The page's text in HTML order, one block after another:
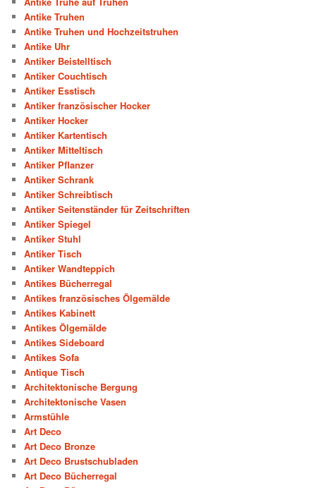
Antike Truhen
Antike Truhen und Hochzeitstruhen
Antike Uhr
Antiker Beistelltisch
Antiker Couchtisch
Antiker Esstisch
Antiker französischer Hocker
Antiker Hocker
Antiker Kartentisch
Antiker Mitteltisch
Antiker Pflanzer
Antiker Schrank
Antiker Schreibtisch
Antiker Seitenständer für Zeitschriften
Antiker Spiegel
Antiker Stuhl
Antiker Tisch
Antiker Wandteppich
Antikes Bücherregal
Antikes französisches Ölgemälde
Antikes Kabinett
Antikes Ölgemälde
Antikes Sideboard
Antikes Sofa
Antique Tisch
Architektonische Bergung
Architektonische Vasen
Armstühle
Art Deco
Art Deco Bronze
Art Deco Brustschubladen
Art Deco Bücherregal